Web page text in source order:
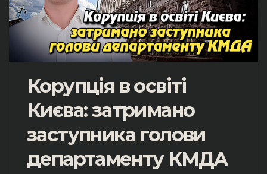
Корупція в освіті
Києва: затримано
заступника голови
департаменту КМДА